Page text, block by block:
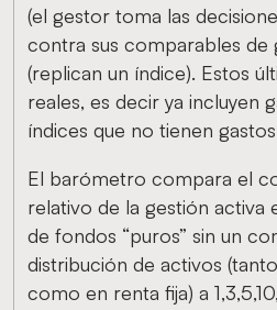
(el gestor toma las
contra sus comparables de
(replican un índice). Estos
reales, es decir ya incluyen
índices que no tienen
El barómetro compara el
relativo de la gestión activa
de fondos “puros” sin un
distribución de activos
como en renta fija) a